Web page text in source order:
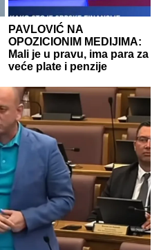
PAVLOVIĆ NA
OPOZICIONIM MEDIJIMA:
Mali je u pravu, ima para za
veće plate i penzije